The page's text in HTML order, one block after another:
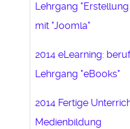
Lehrgang
mit "Joomla"
2014 eLearning:
Lehrgang "eBooks"
2014 Fertige
Medienbildung